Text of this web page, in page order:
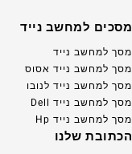
מסכים למחשב נייד
מסך למחשב נייד
מסך למחשב נייד אסוס
מסך למחשב נייד לנובו
מסך למחשב נייד Dell
מסך למחשב נייד Hp
הכתובת שלנו